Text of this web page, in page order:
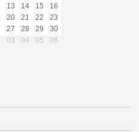
13 14 15
16
20 21 22
23
27 28 29
30
03 04 05 06